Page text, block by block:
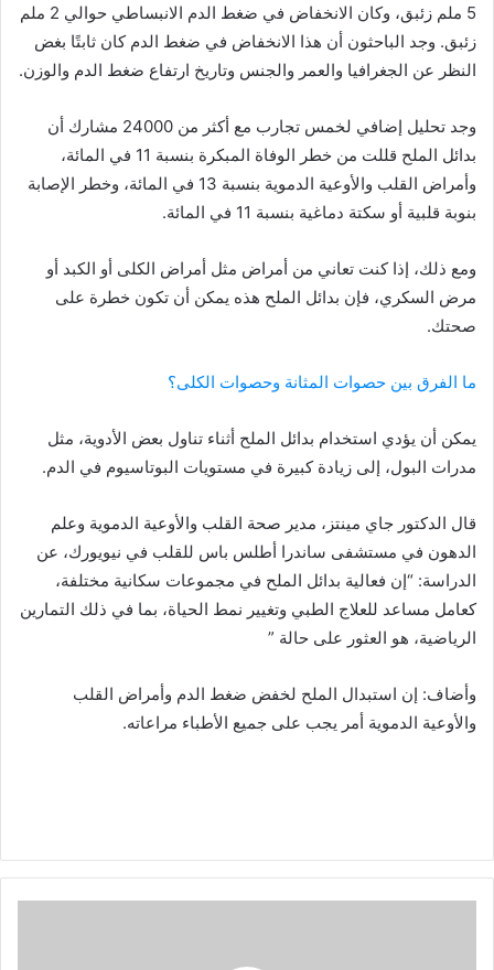
5 ملم زئبق، وكان الانخفاض في ضغط الدم الانبساطي حوالي 2 ملم
زئبق. وجد الباحثون أن هذا الانخفاض في ضغط الدم كان ثابتًا بغض
النظر عن الجغرافيا والعمر والجنس وتاريخ ارتفاع ضغط الدم والوزن.
وجد تحليل إضافي لخمس تجارب مع أكثر من 24000 مشارك أن
بدائل الملح قللت من خطر الوفاة المبكرة بنسبة 11 في المائة،
وأمراض القلب والأوعية الدموية بنسبة 13 في المائة، وخطر الإصابة
بنوبة قلبية أو سكتة دماغية بنسبة 11 في المائة.
ومع ذلك، إذا كنت تعاني من أمراض مثل أمراض الكلى أو الكبد أو
مرض السكري، فإن بدائل الملح هذه يمكن أن تكون خطرة على
صحتك.
ما الفرق بين حصوات المثانة وحصوات الكلى؟
يمكن أن يؤدي استخدام بدائل الملح أثناء تناول بعض الأدوية، مثل
مدرات البول، إلى زيادة كبيرة في مستويات البوتاسيوم في الدم.
قال الدكتور جاي مينتز، مدير صحة القلب والأوعية الدموية وعلم
الدهون في مستشفى ساندرا أطلس باس للقلب في نيويورك، عن
الدراسة: “إن فعالية بدائل الملح في مجموعات سكانية مختلفة،
كعامل مساعد للعلاج الطبي وتغيير نمط الحياة، بما في ذلك التمارين
الرياضية، هو العثور على حالة ”
وأضاف: إن استبدال الملح لخفض ضغط الدم وأمراض القلب
والأوعية الدموية أمر يجب على جميع الأطباء مراعاته.